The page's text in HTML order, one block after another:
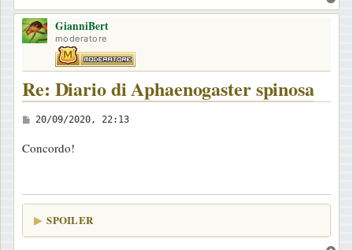
o
GianniBert
moderatore
Re: Diario di Aphaenogaster spinosa
M
s
a
g
20/09/2020, 22:13
Concordo!
SPOILER